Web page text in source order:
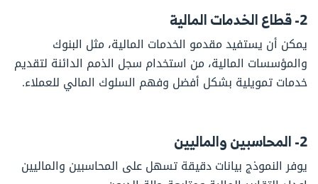
2- قطاع الخدمات المالية
يمكن أن يستفيد مقدمو الخدمات المالية، مثل البنوك
والمؤسسات المالية، من استخدام سجل الذمم الدائنة لتقديم
خدمات تمويلية بشكل أفضل وفهم السلوك المالي للعملاء.
2- المحاسبين والماليين
يوفر النموذج بيانات دقيقة تسهل على المحاسبين والماليين